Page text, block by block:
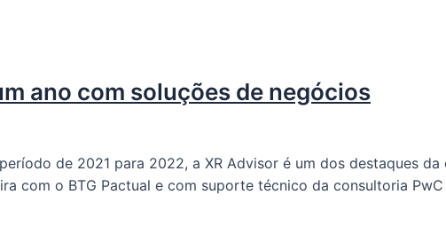
ano com soluções de negócios
de 2021 para 2022, a XR Advisor é um dos destaques
com o BTG Pactual e com suporte técnico da consultoria PwC